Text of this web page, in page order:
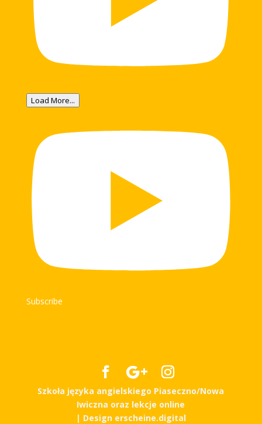
Load More...
Subscribe
Szkoła języka angielskiego Piaseczno/Nowa
Iwiczna oraz lekcje online
| Design erscheine.digital